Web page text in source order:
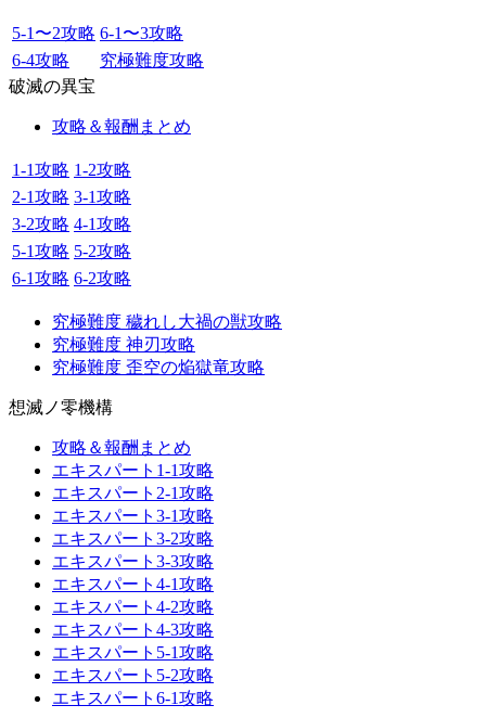
5-1〜2攻略 6-1〜3攻略
6-4攻略
究極難度攻略
破滅の異宝
攻略＆報酬まとめ
1-1攻略 1-2攻略
2-1攻略 3-1攻略
3-2攻略 4-1攻略
5-1攻略 5-2攻略
6-1攻略 6-2攻略
究極難度 穢れし大禍の獣攻略
究極難度 神刃攻略
究極難度 歪空の焔獄竜攻略
想滅ノ零機構
攻略＆報酬まとめ
エキスパート1-1攻略
エキスパート2-1攻略
エキスパート3-1攻略
エキスパート3-2攻略
エキスパート3-3攻略
エキスパート4-1攻略
エキスパート4-2攻略
エキスパート4-3攻略
エキスパート5-1攻略
エキスパート5-2攻略
エキスパート6-1攻略